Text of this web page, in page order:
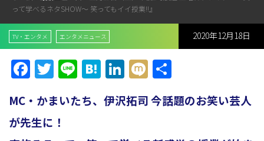
シ
って学べるネタSHOW～ 笑ってもイイ授業!!』
TV・エンタメ エンタメニュース 2020年12月18日
Facebook
Twitter
LineHatena
LinkedIn
Mixi
有
MC・かまいたち、伊沢拓司 今話題のお笑い芸人
が先生に！